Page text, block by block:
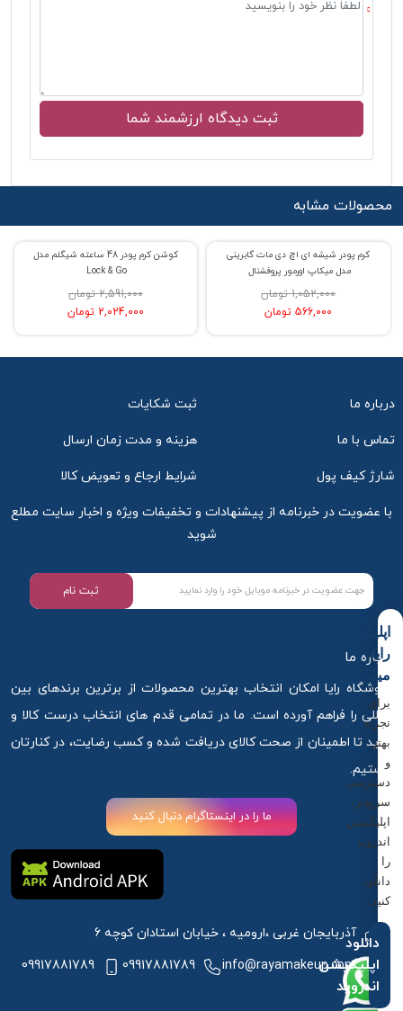
محصولات مشابه
% حراج 22
کوشن کرم‌ پودر 48 ساعته شیگلم مدل
Lock & Go
2,591,000 تومان
2,024,000 تومان
% حراج 46
کرم پودر شیشه ای اچ دی مات گابرینی
مدل میکاپ اورمور پروفشنال
1,052,000 تومان
566,000 تومان
درباره ما ثبت شکایات
تماس با ما هزینه و مدت زمان ارسال
شارژ کیف پول شرایط ارجاع و تعویض کالا
با عضویت در خبرنامه از پیشنهادات و تخفیفات ویژه و اخبار سایت مطلع
شوید
ثبت نام
درباره ما
فروشگاه رایا امکان انتخاب بهترین محصولات از برترین برندهای بین
المللی را فراهم آورده است. ما در تمامی قدم های انتخاب درست کالا و
خرید تا اطمینان از صحت کالای دریافت شده و کسب رضایت، در کنارتان
هستیم.
ما را در اینستاگرام دنبال کنید
آذربایجان غربی ،ارومیه ، خیابان استادان کوچه 6
info@rayamakeup.com
09917881789
09917881789
اپلیکیشن
رایا
میکاپ
برای
تجربه
بهتر
و
دسترسی
سریع‌تر،
اپلیکیشن
اندروید
را
دانلود
کنید.
دانلود
اپلیکیشن
اندروید